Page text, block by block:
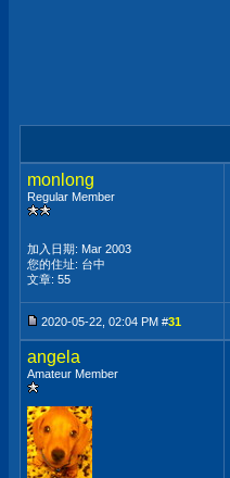
monlong
Regular Member
加入日期: Mar 2003
您的住址: 台中
文章: 55
2020-05-22, 02:04 PM #31
angela
Amateur Member